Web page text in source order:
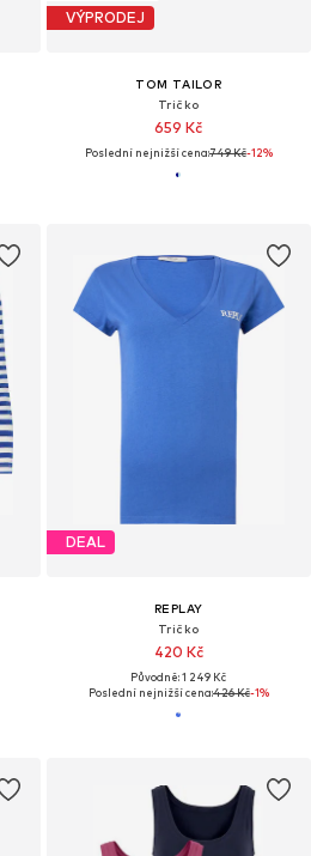
VÝPRODEJ
TOM TAILOR
Tričko
659 Kč
Poslední nejnižší cena:749 Kč-12%
DEAL
REPLAY
Tričko
420 Kč
Původně: 1 249 Kč
Poslední nejnižší cena:426 Kč-1%